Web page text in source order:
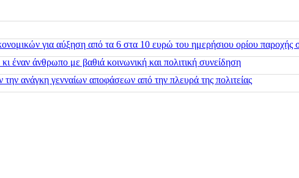
για αύξηση από τα 6 στα 10 ευρώ του ημερήσιου ορίου παροχής
έναν άνθρωπο με βαθιά κοινωνική και πολιτική συνείδηση
ανάγκη γενναίων αποφάσεων από την πλευρά της πολιτείας